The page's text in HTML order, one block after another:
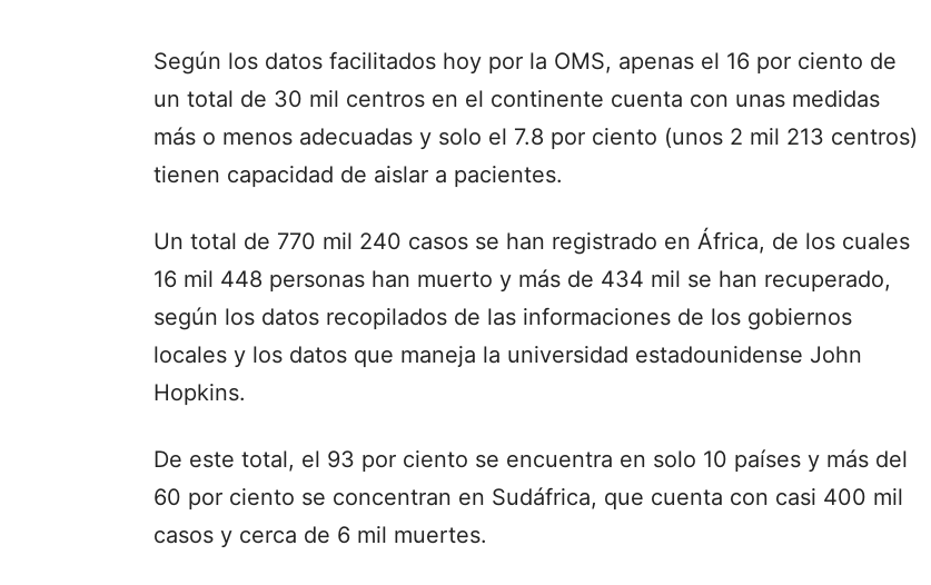
Según los datos facilitados hoy por la OMS, apenas el 16 por ciento de
un total de 30 mil centros en el continente cuenta con unas medidas
más o menos adecuadas y solo el 7.8 por ciento (unos 2 mil 213 centros)
tienen capacidad de aislar a pacientes.
Un total de 770 mil 240 casos se han registrado en África, de los cuales
16 mil 448 personas han muerto y más de 434 mil se han recuperado,
según los datos recopilados de las informaciones de los gobiernos
locales y los datos que maneja la universidad estadounidense John
Hopkins.
De este total, el 93 por ciento se encuentra en solo 10 países y más del
60 por ciento se concentran en Sudáfrica, que cuenta con casi 400 mil
casos y cerca de 6 mil muertes.